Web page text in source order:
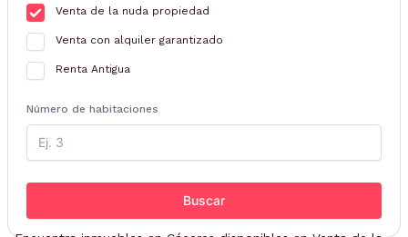
Venta de la nuda propiedad
Venta con alquiler garantizado
Renta Antigua
Número de habitaciones
Buscar